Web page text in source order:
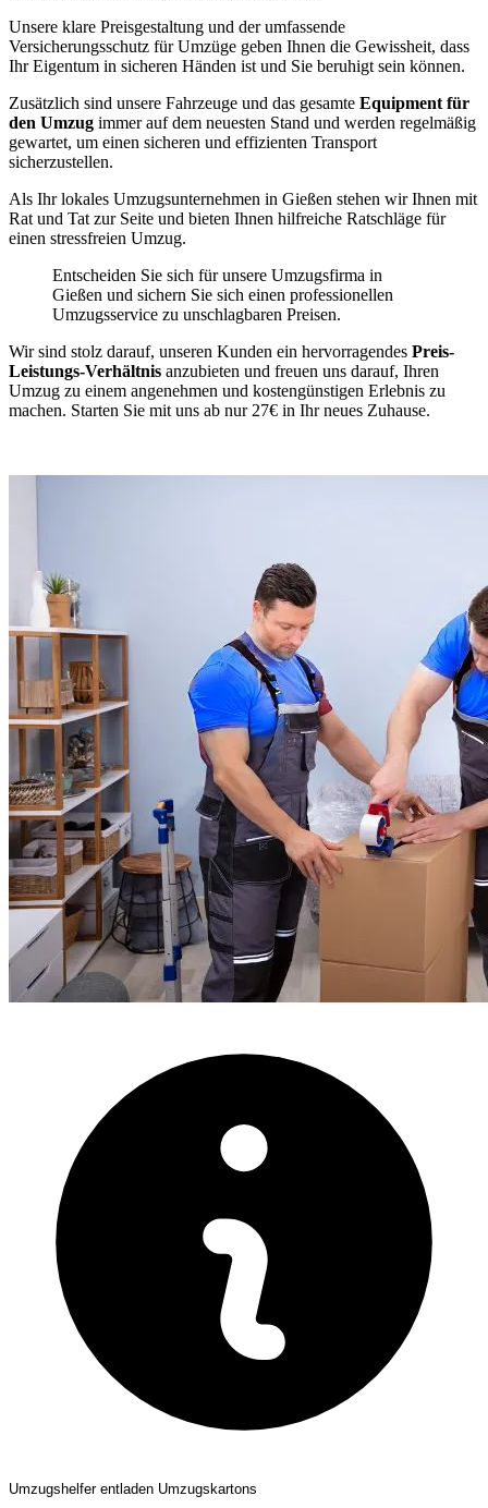
Unsere klare Preisgestaltung und der umfassende
Versicherungsschutz für Umzüge geben Ihnen die Gewissheit, dass
Ihr Eigentum in sicheren Händen ist und Sie beruhigt sein können.
Zusätzlich sind unsere Fahrzeuge und das gesamte Equipment für
den Umzug immer auf dem neuesten Stand und werden regelmäßig
gewartet, um einen sicheren und effizienten Transport
sicherzustellen.
Als Ihr lokales Umzugsunternehmen in Gießen stehen wir Ihnen mit
Rat und Tat zur Seite und bieten Ihnen hilfreiche Ratschläge für
einen stressfreien Umzug.
Entscheiden Sie sich für unsere Umzugsfirma in
Gießen und sichern Sie sich einen professionellen
Umzugsservice zu unschlagbaren Preisen.
Wir sind stolz darauf, unseren Kunden ein hervorragendes Preis-
Leistungs-Verhältnis anzubieten und freuen uns darauf, Ihren
Umzug zu einem angenehmen und kostengünstigen Erlebnis zu
machen. Starten Sie mit uns ab nur 27€ in Ihr neues Zuhause.
Umzugshelfer entladen Umzugskartons